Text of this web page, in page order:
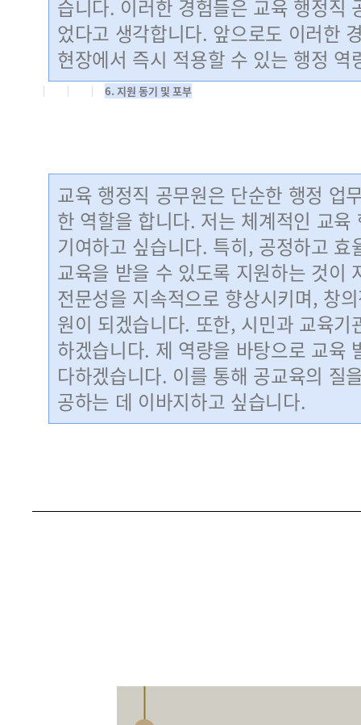
습니다. 이러한 경험들은 교육 행정직
었다고 생각합니다. 앞으로도 이러한
현장에서 즉시 적용할 수 있는 행정
6. 지원 동기 및 포부
교육 행정직 공무원은 단순한 행정 업
한 역할을 합니다. 저는 체계적인 교
기여하고 싶습니다. 특히, 공정하고
교육을 받을 수 있도록 지원하는 것이
전문성을 지속적으로 향상시키며, 창
원이 되겠습니다. 또한, 시민과 교육
하겠습니다. 제 역량을 바탕으로 교육
다하겠습니다. 이를 통해 공교육의 질
공하는 데 이바지하고 싶습니다.